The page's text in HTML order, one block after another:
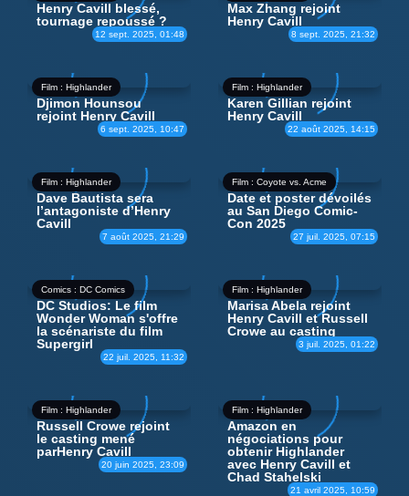
12 sept. 2025, 01:48
Henry Cavill blessé,
tournage repoussé ?
8 sept. 2025, 21:32
Max Zhang rejoint
Henry Cavill
Film : Highlander
6 sept. 2025, 10:47
Djimon Hounsou
rejoint Henry Cavill
Film : Highlander
22 août 2025, 14:15
Karen Gillian rejoint
Henry Cavill
Film : Highlander
7 août 2025, 21:29
Dave Bautista sera
l’antagoniste d’Henry
Cavill
Film : Coyote vs. Acme
27 juil. 2025, 07:15
Date et poster dévoilés
au San Diego Comic-
Con 2025
Comics : DC Comics
22 juil. 2025, 11:32
DC Studios: Le film
Wonder Woman s'offre
la scénariste du film
Supergirl
Film : Highlander
3 juil. 2025, 01:22
Marisa Abela rejoint
Henry Cavill et Russell
Crowe au casting
Film : Highlander
20 juin 2025, 23:09
Russell Crowe rejoint
le casting mené
parHenry Cavill
Film : Highlander
21 avril 2025, 10:59
Amazon en
négociations pour
obtenir Highlander
avec Henry Cavill et
Chad Stahelski